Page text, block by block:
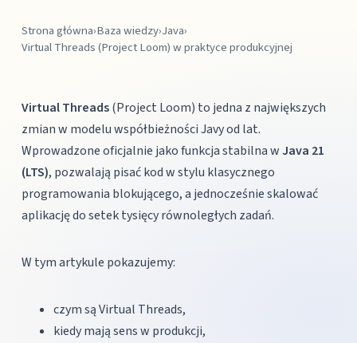
Strona główna›Baza wiedzy›Java›
Virtual Threads (Project Loom) w praktyce produkcyjnej
Virtual Threads(Project Loom) to jedna z największych
zmian w modelu współbieżności Javy od lat.
Wprowadzone oficjalnie jako funkcja stabilna wJava 21
(LTS), pozwalają pisać kod w stylu klasycznego
programowania blokującego, a jednocześnie skalować
aplikację do setek tysięcy równoległych zadań.
W tym artykule pokazujemy:
czym są Virtual Threads,
kiedy mają sens w produkcji,